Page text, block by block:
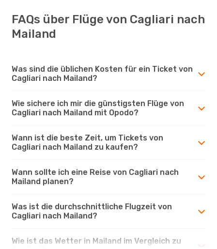
FAQs über Flüge von Cagliari nach
Mailand
Was sind die üblichen Kosten für ein Ticket von
Cagliari nach Mailand?
Wie sichere ich mir die günstigsten Flüge von
Cagliari nach Mailand mit Opodo?
Wann ist die beste Zeit, um Tickets von
Cagliari nach Mailand zu kaufen?
Wann sollte ich eine Reise von Cagliari nach
Mailand planen?
Was ist die durchschnittliche Flugzeit von
Cagliari nach Mailand?
Wie ist das Wetter in Mailand im Vergleich zu